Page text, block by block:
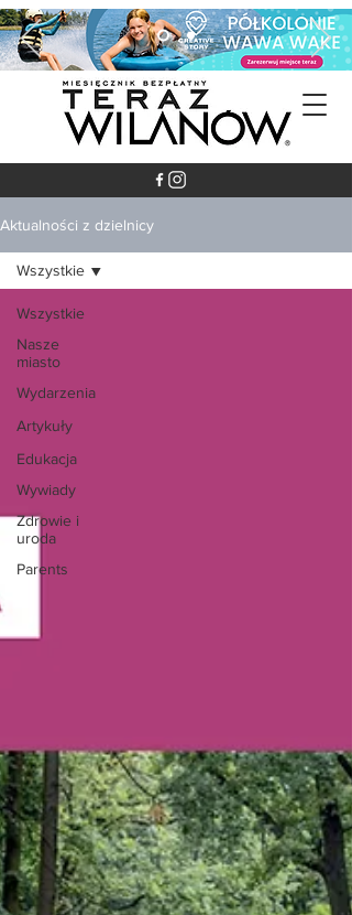
Aktualności z dzielnicy
Wszystkie
Nasze
miasto
Wydarzenia
Artykuły
Edukacja
Wywiady
Zdrowie i
uroda
Parents
Wszystkie